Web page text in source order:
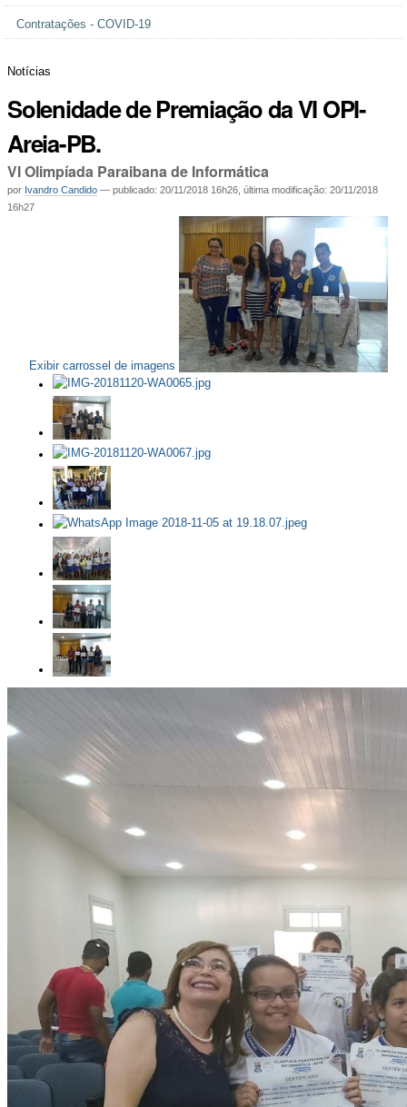
Contratações - COVID-19
Notícias
Solenidade de Premiação da VI OPI-
Areia-PB.
VI Olimpíada Paraibana de Informática
por Ivandro Candido —publicado:20/11/2018 16h26 ,última modificação:20/11/2018
16h27
Exibir carrossel de imagens